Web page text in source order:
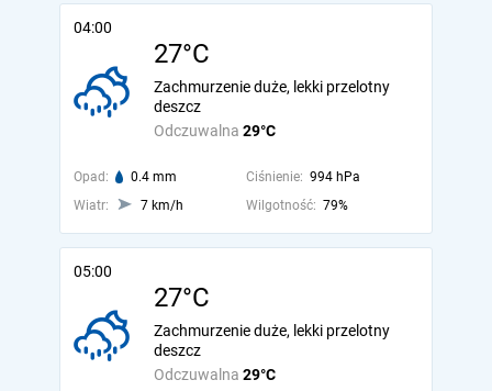
04:00
27°C
Odczuwalna 29°C
Zachmurzenie duże, lekki przelotny
deszcz
Opad: 0.4 mm Ciśnienie: 994 hPa
Wiatr:
7 km/h Wilgotność: 79%
05:00
27°C
Odczuwalna 29°C
Zachmurzenie duże, lekki przelotny
deszcz